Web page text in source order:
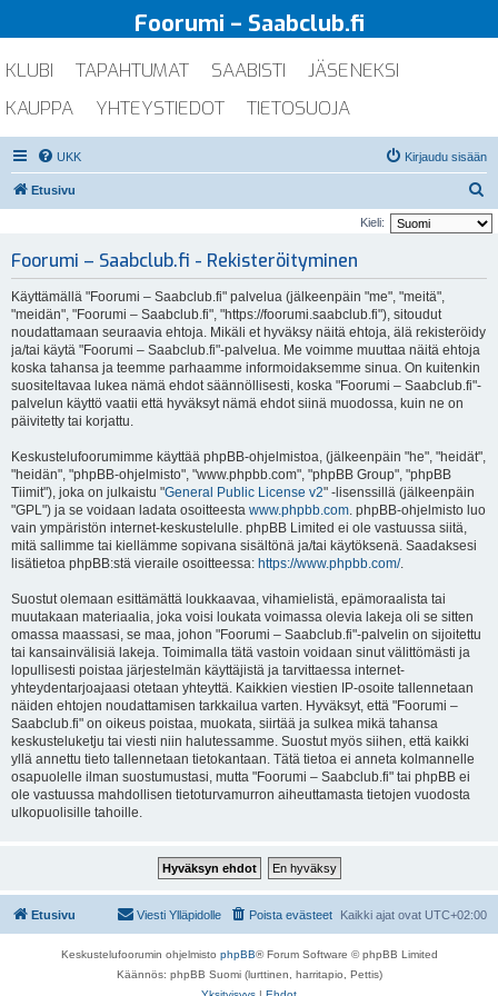
Foorumi – Saabclub.fi
KLUBI TAPAHTUMAT SAABISTI
JÄSENEKSI
KAUPPA
YHTEYSTIEDOT TIETOSUOJA
UKK Kirjaudu sisään
Etusivu
t
Kieli:
Foorumi – Saabclub.fi - Rekisteröityminen
Käyttämällä "Foorumi – Saabclub.fi" palvelua (jälkeenpäin "me", "meitä",
"meidän", "Foorumi – Saabclub.fi", "https://foorumi.saabclub.fi"), sitoudut
noudattamaan seuraavia ehtoja. Mikäli et hyväksy näitä ehtoja, älä rekisteröidy
ja/tai käytä "Foorumi – Saabclub.fi"-palvelua. Me voimme muuttaa näitä ehtoja
koska tahansa ja teemme parhaamme informoidaksemme sinua. On kuitenkin
suositeltavaa lukea nämä ehdot säännöllisesti, koska "Foorumi – Saabclub.fi"-
palvelun käyttö vaatii että hyväksyt nämä ehdot siinä muodossa, kuin ne on
päivitetty tai korjattu.
Keskustelufoorumimme käyttää phpBB-ohjelmistoa, (jälkeenpäin "he", "heidät",
"heidän", "phpBB-ohjelmisto", "www.phpbb.com", "phpBB Group", "phpBB
Tiimit"), joka on julkaistu "General Public License v2" -lisenssillä (jälkeenpäin
"GPL") ja se voidaan ladata osoitteesta www.phpbb.com. phpBB-ohjelmisto luo
vain ympäristön internet-keskustelulle. phpBB Limited ei ole vastuussa siitä,
mitä sallimme tai kiellämme sopivana sisältönä ja/tai käytöksenä. Saadaksesi
lisätietoa phpBB:stä vieraile osoitteessa: https://www.phpbb.com/.
Suostut olemaan esittämättä loukkaavaa, vihamielistä, epämoraalista tai
muutakaan materiaalia, joka voisi loukata voimassa olevia lakeja oli se sitten
omassa maassasi, se maa, johon "Foorumi – Saabclub.fi"-palvelin on sijoitettu
tai kansainvälisiä lakeja. Toimimalla tätä vastoin voidaan sinut välittömästi ja
lopullisesti poistaa järjestelmän käyttäjistä ja tarvittaessa internet-
yhteydentarjoajaasi otetaan yhteyttä. Kaikkien viestien IP-osoite tallennetaan
näiden ehtojen noudattamisen tarkkailua varten. Hyväksyt, että "Foorumi –
Saabclub.fi" on oikeus poistaa, muokata, siirtää ja sulkea mikä tahansa
keskusteluketju tai viesti niin halutessamme. Suostut myös siihen, että kaikki
yllä annettu tieto tallennetaan tietokantaan. Tätä tietoa ei anneta kolmannelle
osapuolelle ilman suostumustasi, mutta "Foorumi – Saabclub.fi" tai phpBB ei
ole vastuussa mahdollisen tietoturvamurron aiheuttamasta tietojen vuodosta
ulkopuolisille tahoille.
Etusivu Kaikki ajat ovat UTC+02:00
Poista evästeet
Viesti Ylläpidolle
Keskustelufoorumin ohjelmisto phpBB® Forum Software © phpBB Limited
Käännös: phpBB Suomi (lurttinen, harritapio, Pettis)